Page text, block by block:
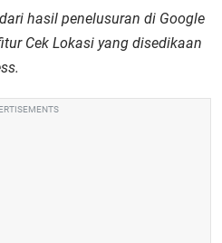
hasil penelusuran di Google
Cek Lokasi yang disedikaan